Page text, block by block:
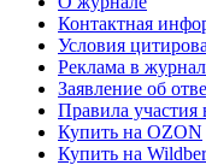
Контактная
Условия
Реклама в
Заявление об
Правила участия
Купить на OZON
Купить на